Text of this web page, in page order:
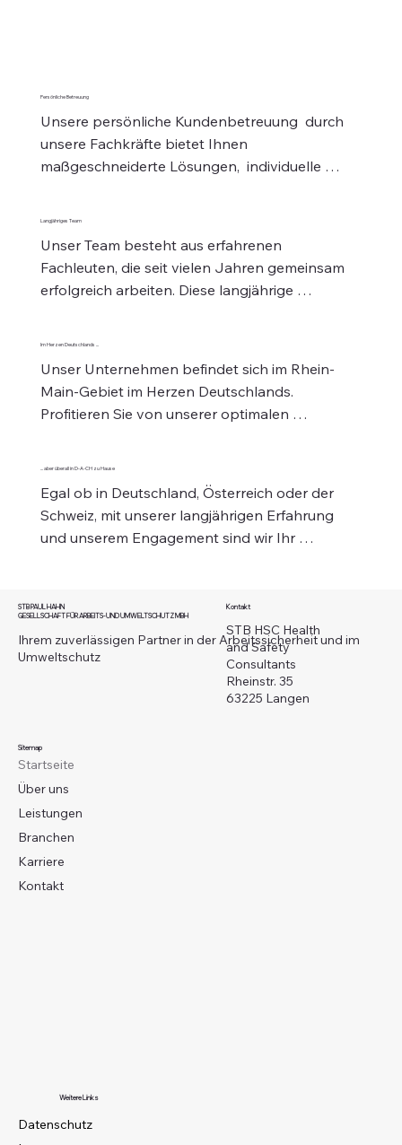
Persönliche Betreuung
Unsere persönliche Kundenbetreuung  durch
unsere Fachkräfte bietet Ihnen
maßgeschneiderte Lösungen,  individuelle
Langjähriges Team
Unser Team besteht aus erfahrenen
Fachleuten, die seit vielen Jahren gemeinsam
erfolgreich arbeiten. Diese langjährige
basiert.
Im Herzen Deutschlands ...
Unser Unternehmen befindet sich im Rhein-
Main-Gebiet im Herzen Deutschlands.
Profitieren Sie von unserer optimalen
... aber überall in D-A-CH zu Hause
Egal ob in Deutschland, Österreich oder der
Schweiz, mit unserer langjährigen Erfahrung
und unserem Engagement sind wir Ihr
STB PAUL HAHN
GESELLSCHAFT FÜR ARBEITS- UND UMWELTSCHUTZ MBH
Ihrem zuverlässigen Partner in der Arbeitssicherheit und im
Umweltschutz
Sitemap
Startseite
Über uns
Leistungen
Branchen
Karriere
Kontakt
Weitere Links
Datenschutz
Kontakt
STB HSC Health
and Safety
Consultants
Rheinstr. 35
63225 Langen